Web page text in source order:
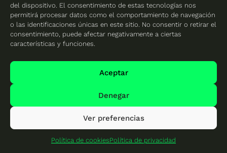
del dispositivo. El consentimiento de estas tecnologías nos
permitirá procesar datos como el comportamiento de navegación
o las identificaciones únicas en este sitio. No consentir o retirar el
consentimiento, puede afectar negativamente a ciertas
características y funciones.
Aceptar
Denegar
Ver preferencias
Política de cookiesPolítica de privacidad
Gastos de envío
Política de devoluciones
Canal de denuncias
Condiciones generales de venta y servicios